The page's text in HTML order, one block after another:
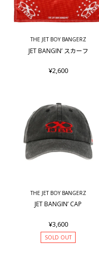
THE JET BOY BANGERZ
JET BANGIN’ スカーフ
¥2,600
THE JET BOY BANGERZ
JET BANGIN’ CAP
¥3,600
SOLD OUT